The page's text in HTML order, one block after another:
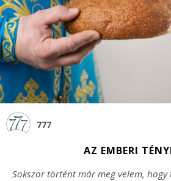
777
AZ EMBERI
Sokszor történt már meg velem,